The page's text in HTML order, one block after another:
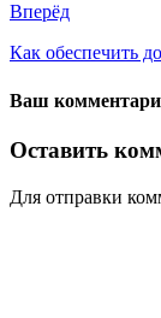
Вперёд
Как обеспечить
Ваш
Оставить
Для отправки